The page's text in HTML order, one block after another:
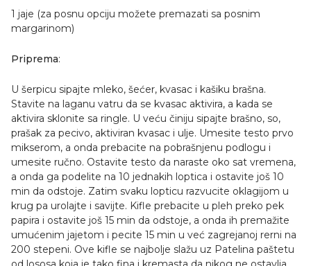
1 jaje (za posnu opciju možete premazati sa posnim
margarinom)
Priprema:
U šerpicu sipajte mleko, šećer, kvasac i kašiku brašna.
Stavite na laganu vatru da se kvasac aktivira, a kada se
aktivira sklonite sa ringle. U veću činiju sipajte brašno, so,
prašak za pecivo, aktiviran kvasac i ulje. Umesite testo prvo
mikserom, a onda prebacite na pobrašnjenu podlogu i
umesite ručno. Ostavite testo da naraste oko sat vremena,
a onda ga podelite na 10 jednakih loptica i ostavite još 10
min da odstoje. Zatim svaku lopticu razvucite oklagijom u
krug pa urolajte i savijte. Kifle prebacite u pleh preko pek
papira i ostavite još 15 min da odstoje, a onda ih premažite
umućenim jajetom i pecite 15 min u već zagrejanoj rerni na
200 stepeni. Ove kifle se najbolje slažu uz Patelina paštetu